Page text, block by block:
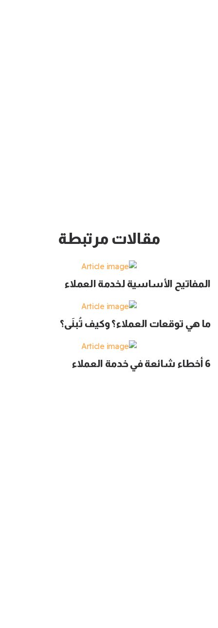
مقالات مرتبطة
المفاتيح الأساسية لخدمة العملاء
ما هي توقعات العملاء؟ وكيف تُبنَى؟
6 أخطاء شائعة في خدمة العملاء